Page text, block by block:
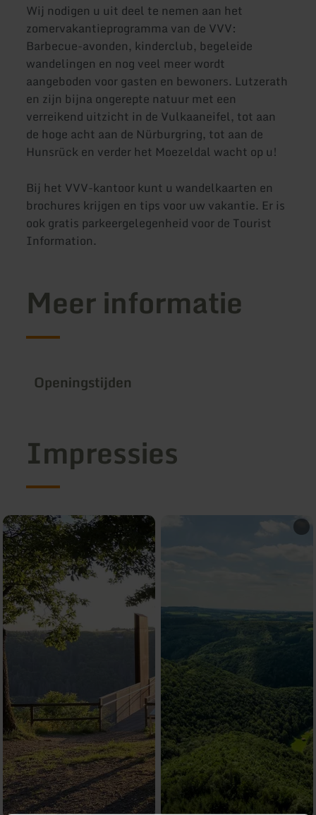
Wij nodigen u uit deel te nemen aan het
zomervakantieprogramma van de VVV:
Barbecue-avonden, kinderclub, begeleide
wandelingen en nog veel meer wordt
aangeboden voor gasten en bewoners. Lutzerath
en zijn bijna ongerepte natuur met een
verreikend uitzicht in de Vulkaaneifel, tot aan
de hoge acht aan de Nürburgring, tot aan de
Hunsrück en verder het Moezeldal wacht op u!
Bij het VVV-kantoor kunt u wandelkaarten en
brochures krijgen en tips voor uw vakantie. Er is
ook gratis parkeergelegenheid voor de Tourist
Information.
Meer informatie
Openingstijden
Impressies